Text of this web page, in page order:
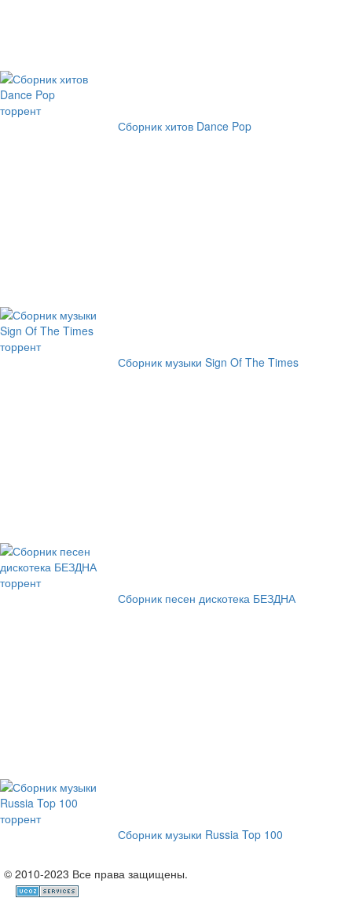
Сборник хитов Dance Pop
Сборник музыки Sign Of The Times
Сборник песен дискотека БЕЗДНА
Сборник музыки Russia Top 100
© 2010-2023 Все права защищены.